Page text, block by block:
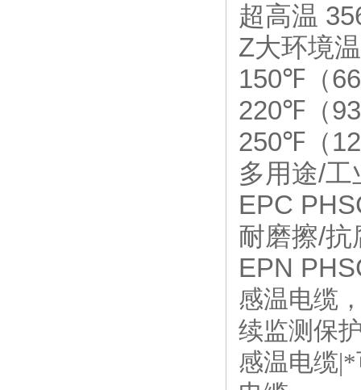
超高温
Z大环境
150℉（
220℉（
250℉（
多用途/
EPC
耐磨擦/抗
EPN
感温电缆
续监测保
感温电缆